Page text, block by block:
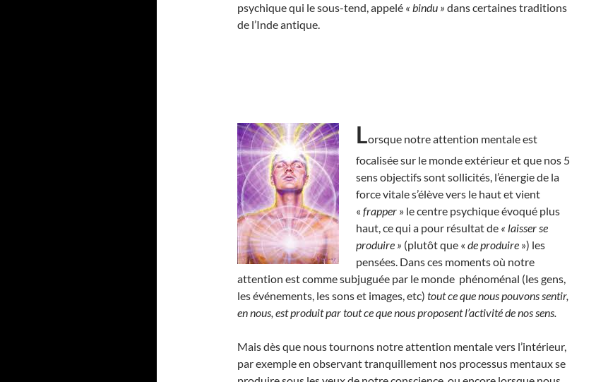
psychique qui le sous-tend, appelé « bindu » dans certaines traditions
de l’Inde antique.
Lorsque notre attention mentale est
focalisée sur le monde extérieur et que nos 5
sens objectifs sont sollicités, l’énergie de la
force vitale s’élève vers le haut et vient
« frapper » le centre psychique évoqué plus
haut, ce qui a pour résultat de « laisser se
produire » (plutôt que « de produire ») les
pensées. Dans ces moments où notre
attention est comme subjuguée par le monde phénoménal (les gens,
les événements, les sons et images, etc) tout ce que nous pouvons sentir,
en nous, est produit par tout ce que nous proposent l’activité de nos sens.
Mais dès que nous tournons notre attention mentale vers l’intérieur,
par exemple en observant tranquillement nos processus mentaux se